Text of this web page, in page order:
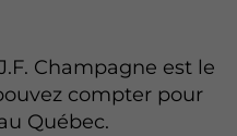
Champagne est le
compter pour
Québec.